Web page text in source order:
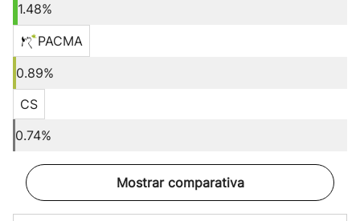
1.48%
PACMA
0.89%
CS
0.74%
Mostrar comparativa